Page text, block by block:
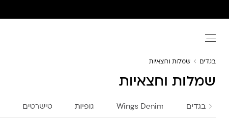
בגדים שמלות וחצאיות
שמלות וחצאיות
בגדים Wings Denim גופיות טישרטים